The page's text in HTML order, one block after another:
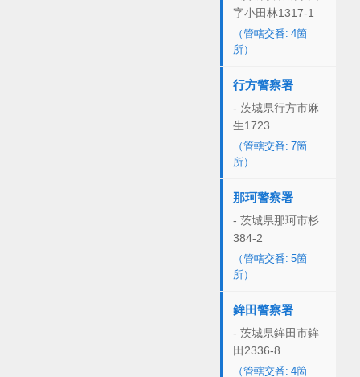
字小田林1317-1
（管轄交番: 4箇
所）
行方警察署
- 茨城県行方市麻
生1723
（管轄交番: 7箇
所）
那珂警察署
- 茨城県那珂市杉
384-2
（管轄交番: 5箇
所）
鉾田警察署
- 茨城県鉾田市鉾
田2336-8
（管轄交番: 4箇